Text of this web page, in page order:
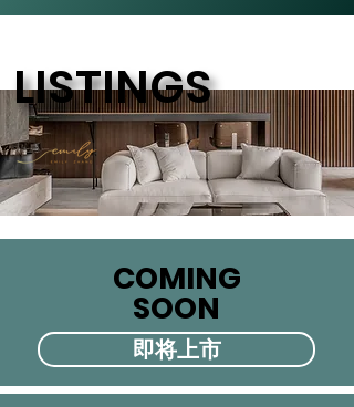
LISTINGS
LISTINGS
COMING
SOON
COMING
SOON
即将上市